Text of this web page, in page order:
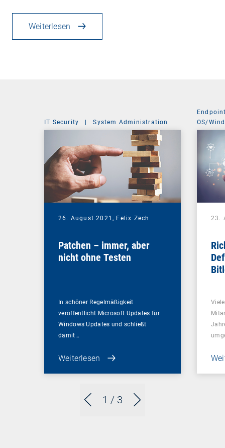
Weiterlesen
1 / 3
IT Security System Administration
26. August 2021, Felix Zech
Patchen – immer, aber
nicht ohne Testen
In schöner Regelmäßigkeit
veröffentlicht Microsoft Updates für
Windows Updates und schließt
damit…
Weiterlesen
OS/
23.